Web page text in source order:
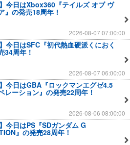
】今日はXbox360『テイルズ オブ ヴ
』の発売18周年！
2026-08-07 07:00:00
今日はSFC『初代熱血硬派くにおく
34周年！
2026-08-07 06:00:00
】今日はGBA『ロックマンエグゼ4.5
レーション』の発売22周年！
2026-08-06 08:00:00
今日はPS『SDガンダム G
』の発売28周年！